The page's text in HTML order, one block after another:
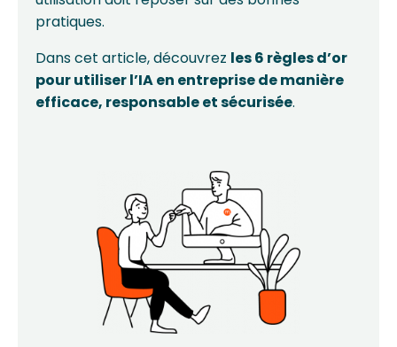
pratiques.
Dans cet article, découvrez les 6 règles d’or
pour utiliser l’IA en entreprise de manière
efficace, responsable et sécurisée.